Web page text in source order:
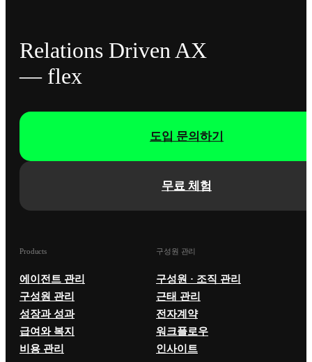
Relations Driven AX
— flex
무료 체험
도입 문의하기
Products
에이전트 관리
구성원 관리
성장과 성과
급여와 복지
비용 관리
구성원 관리
구성원 · 조직 관리
근태 관리
전자계약
워크플로우
인사이트